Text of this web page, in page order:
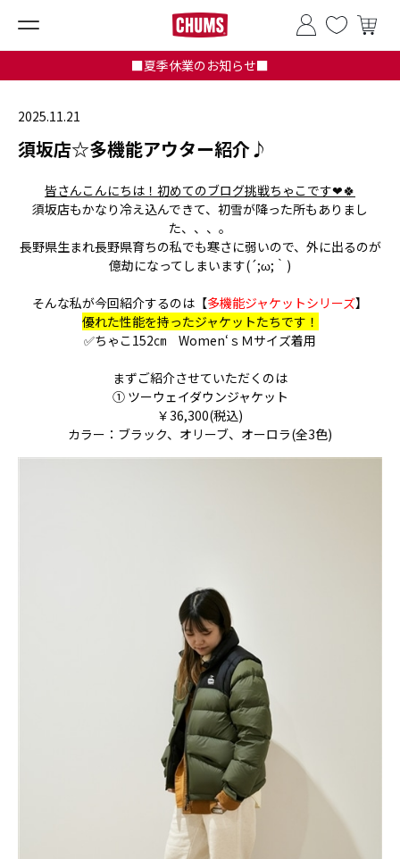
■夏季休業のお知らせ■
2025.11.21
須坂店☆多機能アウター紹介♪
皆さんこんにちは！初めてのブログ挑戦ちゃこです❤🍀
須坂店もかなり冷え込んできて、初雪が降った所もありまし
た、、、。
長野県生まれ長野県育ちの私でも寒さに弱いので、外に出るのが
億劫になってしまいます(´;ω;｀)
そんな私が今回紹介するのは【多機能ジャケットシリーズ】
優れた性能を持ったジャケットたちです！
✅ちゃこ152㎝ Women‘ｓＭサイズ着用
まずご紹介させていただくのは
① ツーウェイダウンジャケット
￥36,300(税込)
カラー：ブラック、オリーブ、オーロラ(全3色)